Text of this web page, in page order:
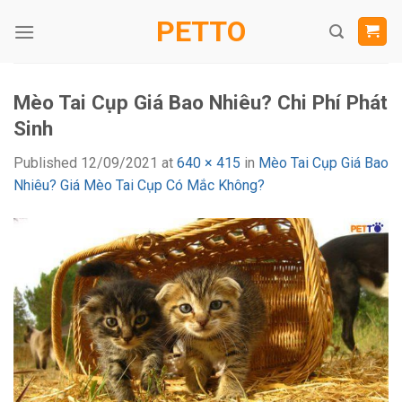
PETTO
Mèo Tai Cụp Giá Bao Nhiêu? Chi Phí Phát
Sinh
Published 12/09/2021 at 640 × 415 in Mèo Tai Cụp Giá Bao
Nhiêu? Giá Mèo Tai Cụp Có Mắc Không?